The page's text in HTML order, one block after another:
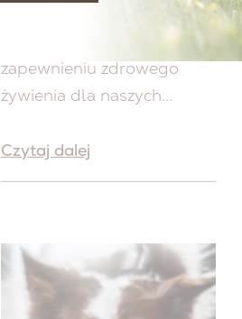
odgrywa kluczową rolę w
zapewnieniu zdrowego
żywienia dla naszych...
Czytaj dalej